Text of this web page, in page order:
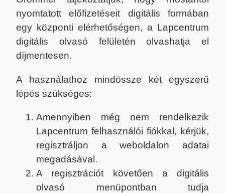
nyomtatott előfizetéseit digitális formában
egy központi elérhetőségen, a Lapcentrum
digitális olvasó felületén olvashatja el
díjmentesen.
A használathoz mindössze két egyszerű
lépés szükséges:
Amennyiben még nem rendelkezik
Lapcentrum felhasználói fiókkal, kérjük,
regisztráljon a weboldalon adatai
megadásával.
A regisztrációt követően a digitális
olvasó menüpontban tudja